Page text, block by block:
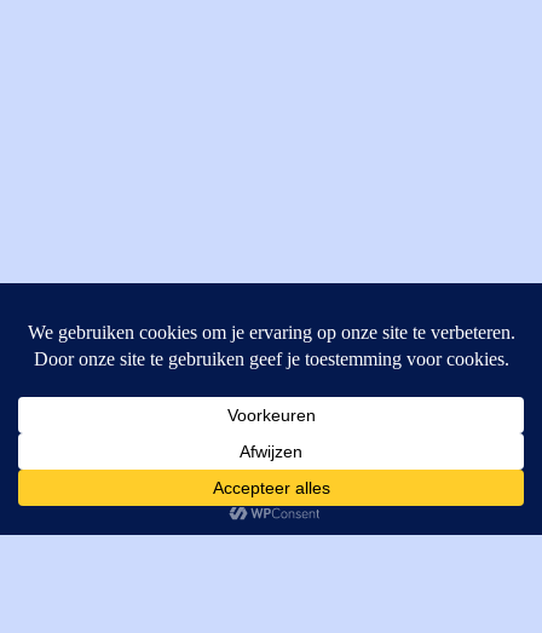
4462GE, Goes
T: +31 (0) 111-484438
M:parts@mitechniek.nl
VAT: NL862802295B01
Cookies helpen ons bij het leveren van onze diensten. Door
gebruik te maken van onze diensten, gaat u akkoord met ons
gebruik van cookies.